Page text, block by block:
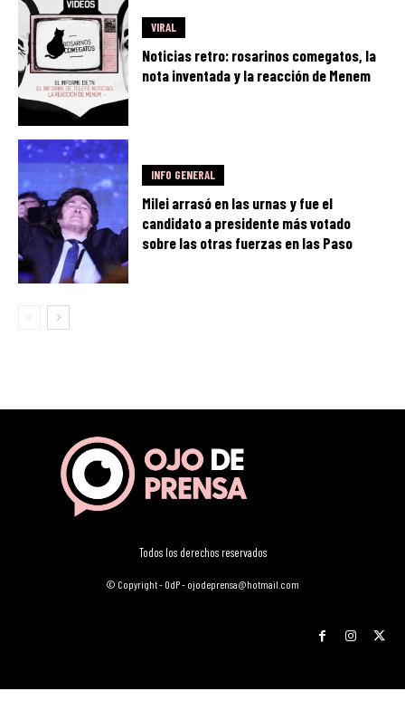
VIRAL
Noticias retro: rosarinos comegatos, la
nota inventada y la reacción de Menem
INFO GENERAL
Milei arrasó en las urnas y fue el
candidato a presidente más votado
sobre las otras fuerzas en las Paso
Todos los derechos reservados
© Copyright - OdP - ojodeprensa@hotmail.com